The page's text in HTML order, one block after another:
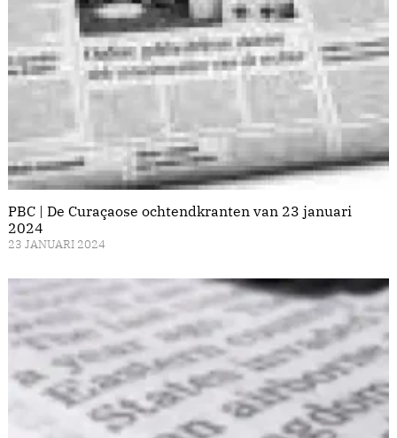
PBC | De Curaçaose ochtendkranten van 23 januari
2024
23 JANUARI 2024